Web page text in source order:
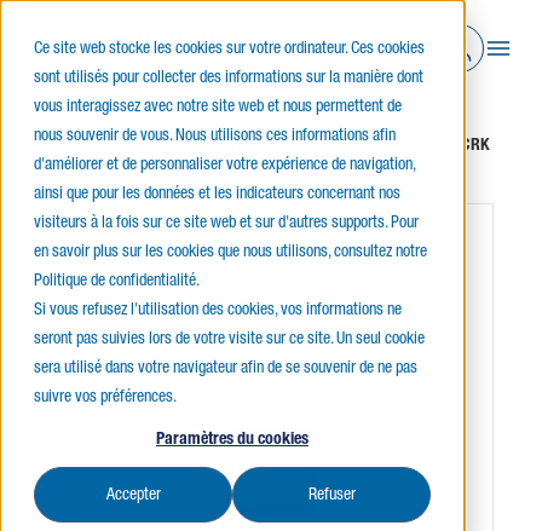
Ce site web stocke les cookies sur votre ordinateur. Ces cookies
sont utilisés pour collecter des informations sur la manière dont
vous interagissez avec notre site web et nous permettent de
nous souvenir de vous. Nous utilisons ces informations afin
d'améliorer et de personnaliser votre expérience de navigation,
ainsi que pour les données et les indicateurs concernant nos
visiteurs à la fois sur ce site web et sur d'autres supports. Pour
en savoir plus sur les cookies que nous utilisons, consultez notre
Politique de confidentialité.
Si vous refusez l'utilisation des cookies, vos informations ne
seront pas suivies lors de votre visite sur ce site. Un seul cookie
sera utilisé dans votre navigateur afin de se souvenir de ne pas
suivre vos préférences.
Paramètres du cookies
Accepter Refuser
Accueil Éclairage intérieur Plafonniers CIRKA CARRÉ – CRK
JUSQU'À ÉPUISEMENT DES STOCKS